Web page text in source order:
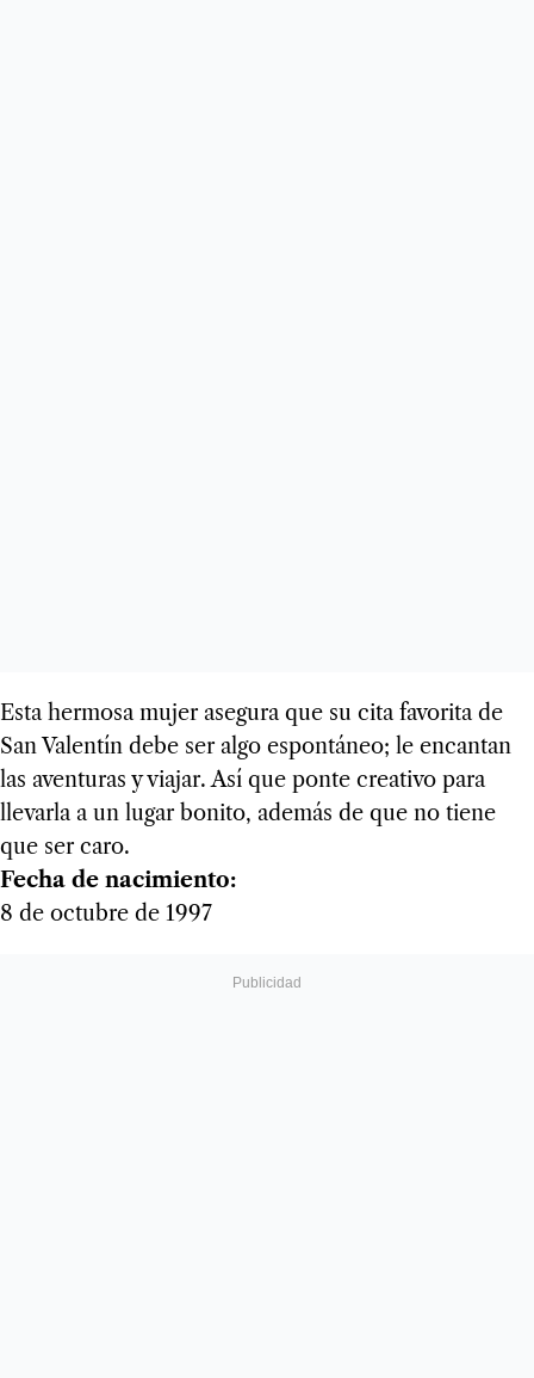
Esta hermosa mujer asegura que su cita favorita de
San Valentín debe ser algo espontáneo; le encantan
las aventuras y viajar. Así que ponte creativo para
llevarla a un lugar bonito, además de que no tiene
que ser caro.
Fecha de nacimiento:
8 de octubre de 1997